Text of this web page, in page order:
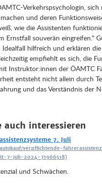
Verkehrspsychologin, sich
und deren
wie die Assistenten
Ernstfall souverän eingreifen."
hilfreich und erklären
empfiehlt es sich, die
Instruktor:innen der ÖAMTC
entsteht nicht allein durch
und das Verständnis der
auch interessieren
7. Juli
und Schwächen.